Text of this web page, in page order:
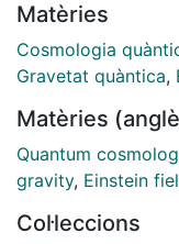
metric
type). Our exact
clearly that in this
Furthermore, they
perturbative
inside the horizon.
arbitrarily strong
Matèries
Cosmologia
Gravetat quàntica,
Matèries
Quantum
gravity, Einstein
Col·leccions